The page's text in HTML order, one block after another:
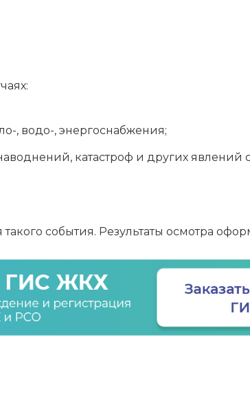
, водо-, энергоснабжения;
катастроф и других явлений
события. Результаты осмотра